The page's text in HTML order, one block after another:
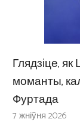
Глядзіце,
моманты,
Фуртада
7 жніўня 2026